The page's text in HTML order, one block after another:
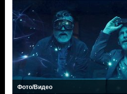
Фото/Видео